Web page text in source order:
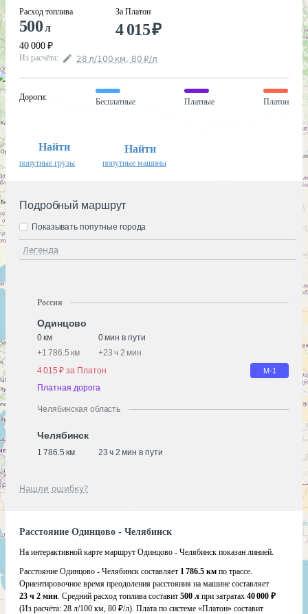
Расход топлива
500л
40 000 ₽
За Платон
4 015₽
Из расчёта: 28 л/100 км, 80 ₽/л
Дороги:
Бесплатные Платные Платон
Найти
попутные грузы
Найти
попутные машины
Подробный маршрут
Легенда
Показывать попутные города
Россия
Одинцово
0 км
0 мин в пути
+1 786.5 км +23 ч 2 мин
4 015 ₽ за Платон
М-1
Платная дорога
Челябинская область
Челябинск
1 786.5 км 23 ч 2 мин в пути
Нашли ошибку?
Расстояние Одинцово - Челябинск
На интерактивной карте маршрут Одинцово - Челябинск показан линией.
Расстояние Одинцово - Челябинск составляет 1 786.5 км по трассе.
Ориентировочное время преодоления расстояния на машине составляет
23 ч 2 мин. Средний расход топлива составит 500 л при затратах 40 000 ₽
(Из расчёта: 28 л/100 км, 80 ₽/л). Плата по системе «Платон» составит